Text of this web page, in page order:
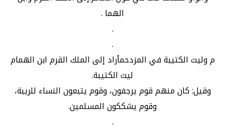
الهما .
.
.
م وليث الكتيبة في المزدحمأراد إلى الملك القرم ابن الهمام
ليث الكتيبة.
وقيل: كان منهم قوم يرجفون، وقوم يتبعون النساء للريبة،
وقوم يشككون المسلمين.
.